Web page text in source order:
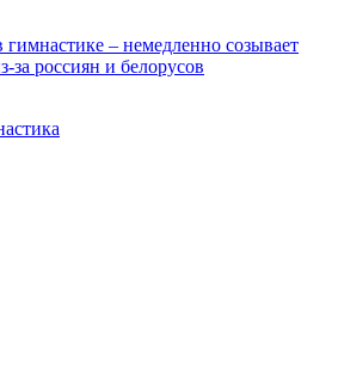
гимнастике – немедленно созывает
за россиян и белорусов